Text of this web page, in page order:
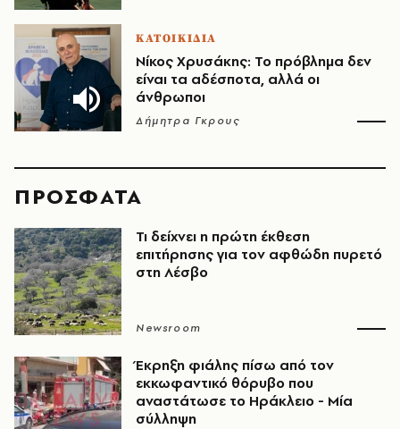
ΚΑΤΟΙΚΙΔΙΑ
Νίκος Χρυσάκης: Το πρόβλημα δεν
είναι τα αδέσποτα, αλλά οι
άνθρωποι
Δήμητρα Γκρους
ΠΡΟΣΦΑΤΑ
Τι δείχνει η πρώτη έκθεση
επιτήρησης για τον αφθώδη πυρετό
στη Λέσβο
Newsroom
Έκρηξη φιάλης πίσω από τον
εκκωφαντικό θόρυβο που
αναστάτωσε το Ηράκλειο - Μία
σύλληψη